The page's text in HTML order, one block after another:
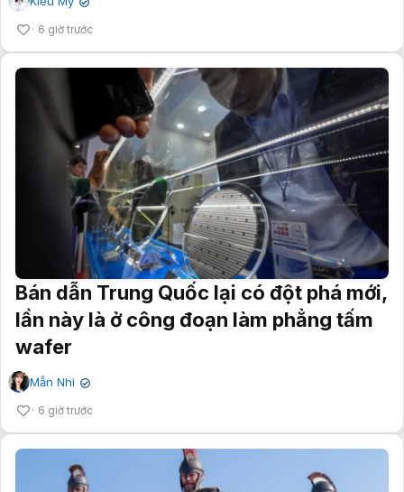
✔
6 giờ trước
Bán dẫn Trung Quốc lại có đột phá mới,
lần này là ở công đoạn làm phẳng tấm
wafer
Mẫn Nhi ✔
6 giờ trước